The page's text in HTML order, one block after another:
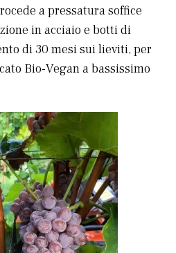
a pressatura soffice
in acciaio e botti di
di 30 mesi sui lieviti, per
Bio-Vegan a bassissimo